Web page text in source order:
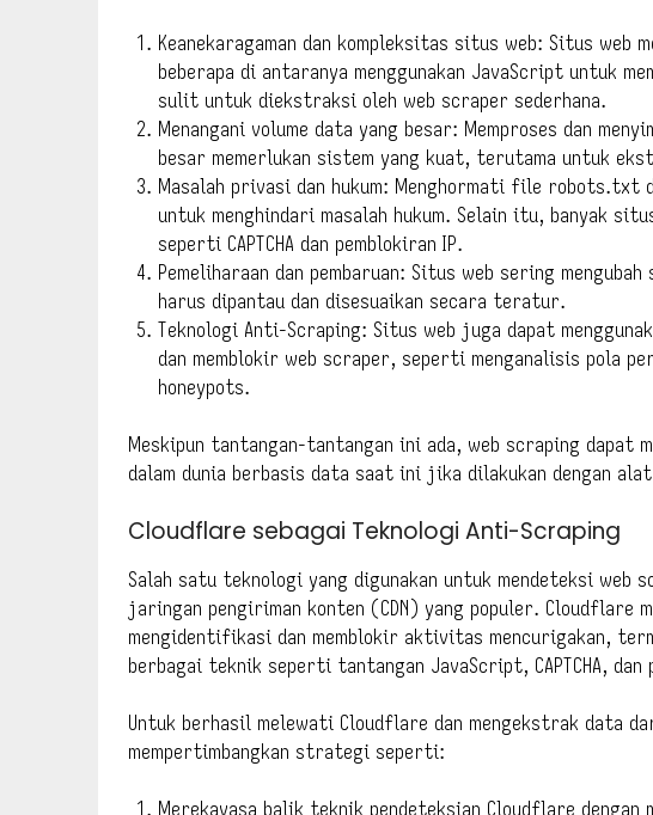
Keanekaragaman dan kompleksitas situs web: Situs
beberapa di antaranya menggunakan JavaScript untuk
sulit untuk diekstraksi oleh web scraper sederhana.
Menangani volume data yang besar: Memproses dan
besar memerlukan sistem yang kuat, terutama untuk
Masalah privasi dan hukum: Menghormati file
untuk menghindari masalah hukum. Selain itu, banyak
seperti CAPTCHA dan pemblokiran IP.
Pemeliharaan dan pembaruan: Situs web sering
harus dipantau dan disesuaikan secara teratur.
Teknologi Anti-Scraping: Situs web juga dapat
dan memblokir web scraper, seperti menganalisis pola
honeypots.
Meskipun tantangan-tantangan ini ada, web scraping dapat
dalam dunia berbasis data saat ini jika dilakukan dengan
Cloudflare sebagai Teknologi Anti-Scraping
Salah satu teknologi yang digunakan untuk mendeteksi web
jaringan pengiriman konten (CDN) yang populer. Cloudflare
mengidentifikasi dan memblokir aktivitas mencurigakan,
berbagai teknik seperti tantangan JavaScript, CAPTCHA, dan
Untuk berhasil melewati Cloudflare dan mengekstrak data
mempertimbangkan strategi seperti:
Merekayasa balik teknik pendeteksian Cloudflare dengan